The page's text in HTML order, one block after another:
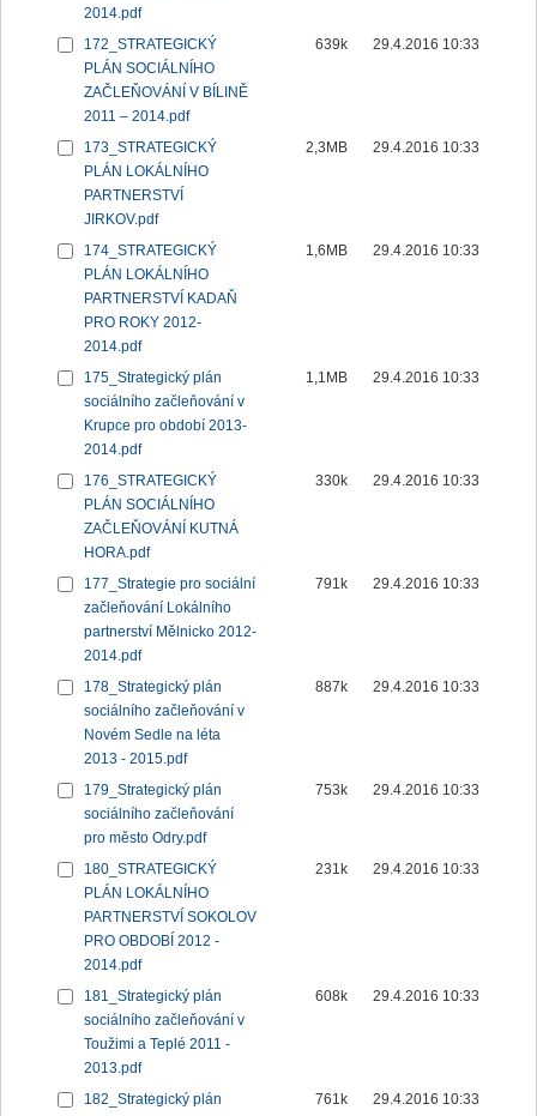
2014.pdf
172_STRATEGICKÝ
PLÁN SOCIÁLNÍHO
ZAČLEŇOVÁNÍ V BÍLINĚ
2011 – 2014.pdf
639k 29.4.2016 10:33
173_STRATEGICKÝ
PLÁN LOKÁLNÍHO
PARTNERSTVÍ
JIRKOV.pdf
2,3MB 29.4.2016 10:33
174_STRATEGICKÝ
PLÁN LOKÁLNÍHO
PARTNERSTVÍ KADAŇ
PRO ROKY 2012-
2014.pdf
1,6MB 29.4.2016 10:33
175_Strategický plán
sociálního začleňování v
Krupce pro období 2013-
2014.pdf
1,1MB 29.4.2016 10:33
176_STRATEGICKÝ
PLÁN SOCIÁLNÍHO
ZAČLEŇOVÁNÍ KUTNÁ
HORA.pdf
330k 29.4.2016 10:33
177_Strategie pro sociální
začleňování Lokálního
partnerství Mělnicko 2012-
2014.pdf
791k 29.4.2016 10:33
178_Strategický plán
sociálního začleňování v
Novém Sedle na léta
2013 - 2015.pdf
887k 29.4.2016 10:33
179_Strategický plán
sociálního začleňování
pro město Odry.pdf
753k 29.4.2016 10:33
180_STRATEGICKÝ
PLÁN LOKÁLNÍHO
PARTNERSTVÍ SOKOLOV
PRO OBDOBÍ 2012 -
2014.pdf
231k 29.4.2016 10:33
181_Strategický plán
sociálního začleňování v
Toužimi a Teplé 2011 -
2013.pdf
608k 29.4.2016 10:33
182_Strategický plán
761k 29.4.2016 10:33